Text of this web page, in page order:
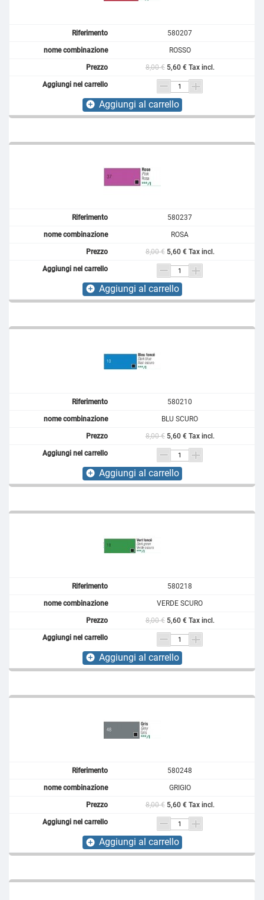
580207
ROSSO
8,00 € 5,60 € Tax incl.
add_circle Aggiungi al carrello
580237
ROSA
8,00 € 5,60 € Tax incl.
add_circle Aggiungi al carrello
580210
BLU SCURO
8,00 € 5,60 € Tax incl.
add_circle Aggiungi al carrello
580218
VERDE SCURO
8,00 € 5,60 € Tax incl.
add_circle Aggiungi al carrello
580248
GRIGIO
8,00 € 5,60 € Tax incl.
add_circle Aggiungi al carrello